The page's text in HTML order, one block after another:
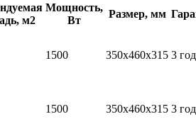
м2
Мощность,
Вт
Размер, мм
1500 350х460х315 3
1500 350х460х315 3